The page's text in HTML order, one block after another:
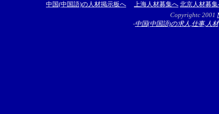
中国(中国語)の人材掲示板へ
上海人材募集へ 北京人材募
Copyrightc 2001
-中国(中国語)の求人,仕事,人